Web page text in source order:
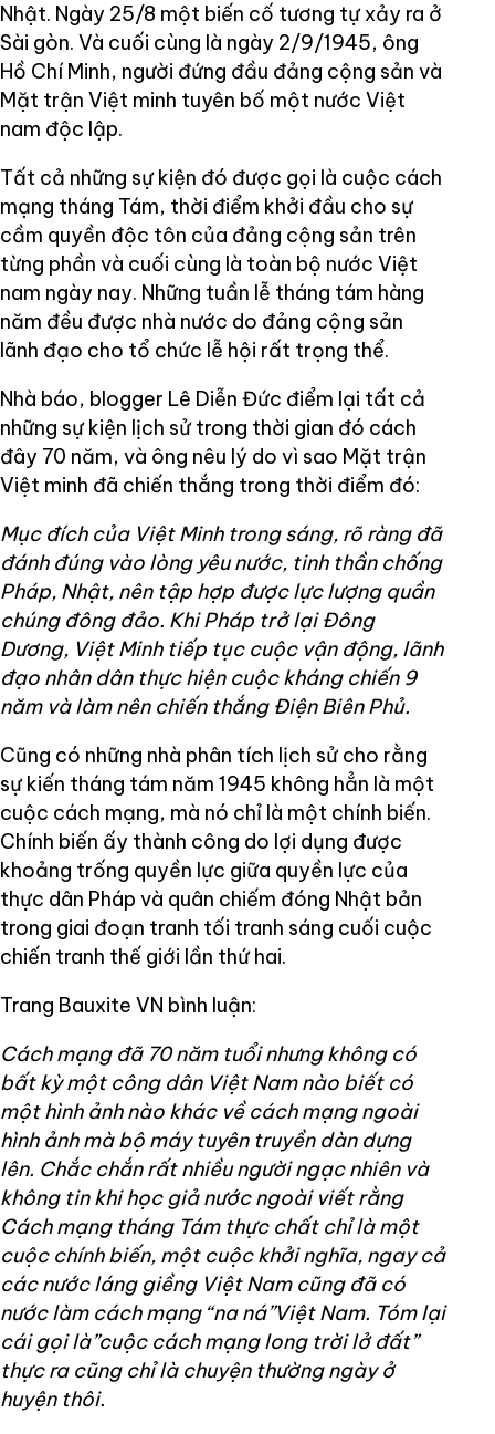
Nhật. Ngày 25/8 một biến cố tương tự xảy ra ở
Sài gòn. Và cuối cùng là ngày 2/9/1945, ông
Hồ Chí Minh, người đứng đầu đảng cộng sản và
Mặt trận Việt minh tuyên bố một nước Việt
nam độc lập.
Tất cả những sự kiện đó được gọi là cuộc cách
mạng tháng Tám, thời điểm khởi đầu cho sự
cầm quyền độc tôn của đảng cộng sản trên
từng phần và cuối cùng là toàn bộ nước Việt
nam ngày nay. Những tuần lễ tháng tám hàng
năm đều được nhà nước do đảng cộng sản
lãnh đạo cho tổ chức lễ hội rất trọng thể.
Nhà báo, blogger Lê Diễn Đức điểm lại tất cả
những sự kiện lịch sử trong thời gian đó cách
đây 70 năm, và ông nêu lý do vì sao Mặt trận
Việt minh đã chiến thắng trong thời điểm đó:
Mục đích của Việt Minh trong sáng, rõ ràng đã
đánh đúng vào lòng yêu nước, tinh thần chống
Pháp, Nhật, nên tập hợp được lực lượng quần
chúng đông đảo. Khi Pháp trở lại Đông
Dương, Việt Minh tiếp tục cuộc vận động, lãnh
đạo nhân dân thực hiện cuộc kháng chiến 9
năm và làm nên chiến thắng Điện Biên Phủ.
Cũng có những nhà phân tích lịch sử cho rằng
sự kiến tháng tám năm 1945 không hẳn là một
cuộc cách mạng, mà nó chỉ là một chính biến.
Chính biến ấy thành công do lợi dụng được
khoảng trống quyền lực giữa quyền lực của
thực dân Pháp và quân chiếm đóng Nhật bản
trong giai đoạn tranh tối tranh sáng cuối cuộc
chiến tranh thế giới lần thứ hai.
Trang Bauxite VN bình luận:
Cách mạng đã 70 năm tuổi nhưng không có
bất kỳ một công dân Việt Nam nào biết có
một hình ảnh nào khác về cách mạng ngoài
hình ảnh mà bộ máy tuyên truyền dàn dựng
lên. Chắc chắn rất nhiều người ngạc nhiên và
không tin khi học giả nước ngoài viết rằng
Cách mạng tháng Tám thực chất chỉ là một
cuộc chính biến, một cuộc khởi nghĩa, ngay cả
các nước láng giềng Việt Nam cũng đã có
nước làm cách mạng “na ná”Việt Nam. Tóm lại
cái gọi là”cuộc cách mạng long trời lở đất”
thực ra cũng chỉ là chuyện thường ngày ở
huyện thôi.